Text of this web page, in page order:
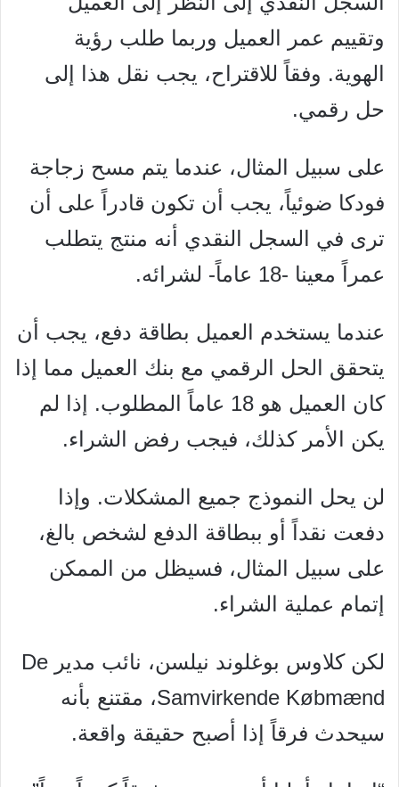
وتقييم عمر العميل وربما طلب رؤية
الهوية. وفقاً للاقتراح، يجب نقل هذا إلى
حل رقمي.
على سبيل المثال، عندما يتم مسح زجاجة
فودكا ضوئياً، يجب أن تكون قادراً على أن
ترى في السجل النقدي أنه منتج يتطلب
عمراً معينا -18 عاماً- لشرائه.
عندما يستخدم العميل بطاقة دفع، يجب أن
يتحقق الحل الرقمي مع بنك العميل مما إذا
كان العميل هو 18 عاماً المطلوب. إذا لم
يكن الأمر كذلك، فيجب رفض الشراء.
لن يحل النموذج جميع المشكلات. وإذا
دفعت نقداً أو ببطاقة الدفع لشخص بالغ،
على سبيل المثال، فسيظل من الممكن
إتمام عملية الشراء.
لكن كلاوس بوغلوند نيلسن، نائب مدير De
Samvirkende Købmænd، مقتنع بأنه
سيحدث فرقاً إذا أصبح حقيقة واقعة.